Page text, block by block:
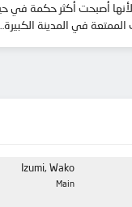
أصبحت أكثر حكمة في
في المدينة
Izumi, Wako
Main